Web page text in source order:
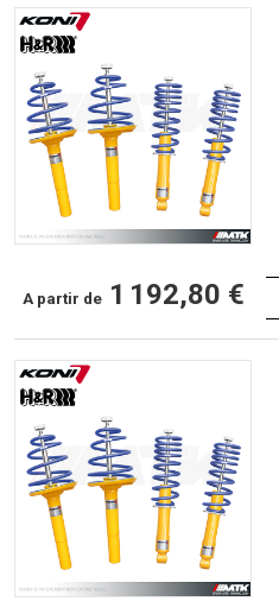
A partir de 1 192,80 €